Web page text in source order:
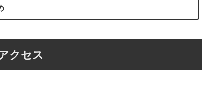
クセス